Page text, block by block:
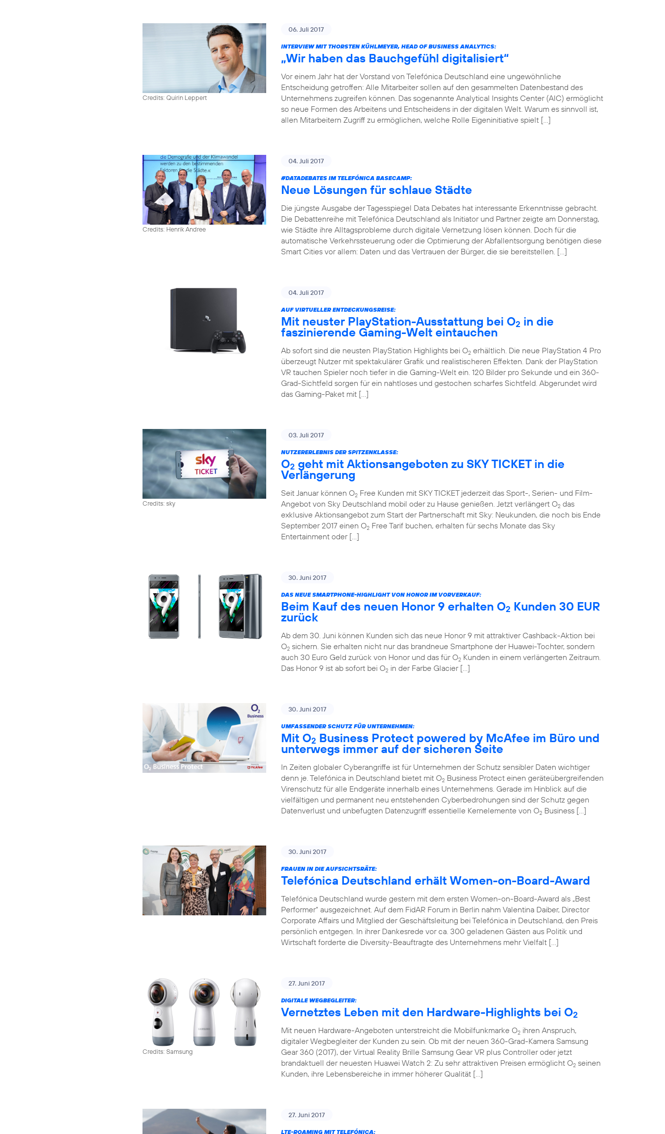
Credits: Quirin Leppert
06. Juli 2017
INTERVIEW MIT THORSTEN KÜHLMEYER, HEAD OF BUSINESS ANALYTICS:
„Wir haben das Bauchgefühl digitalisiert“
Vor einem Jahr hat der Vorstand von Telefónica Deutschland eine ungewöhnliche
Entscheidung getroffen: Alle Mitarbeiter sollen auf den gesammelten Datenbestand des
Unternehmens zugreifen können. Das sogenannte Analytical Insights Center (AIC) ermöglicht
so neue Formen des Arbeitens und Entscheidens in der digitalen Welt. Warum es sinnvoll ist,
allen Mitarbeitern Zugriff zu ermöglichen, welche Rolle Eigeninitiative spielt […]
Credits: Henrik Andree
04. Juli 2017
#DATADEBATES IM TELEFÓNICA BASECAMP:
Neue Lösungen für schlaue Städte
Die jüngste Ausgabe der Tagesspiegel Data Debates hat interessante Erkenntnisse gebracht.
Die Debattenreihe mit Telefónica Deutschland als Initiator und Partner zeigte am Donnerstag,
wie Städte ihre Alltagsprobleme durch digitale Vernetzung lösen können. Doch für die
automatische Verkehrssteuerung oder die Optimierung der Abfallentsorgung benötigen diese
Smart Cities vor allem: Daten und das Vertrauen der Bürger, die sie bereitstellen. […]
04. Juli 2017
AUF VIRTUELLER ENTDECKUNGSREISE:
Mit neuster PlayStation-Ausstattung bei O2 in die
faszinierende Gaming-Welt eintauchen
Ab sofort sind die neusten PlayStation Highlights bei O2 erhältlich. Die neue PlayStation 4 Pro
überzeugt Nutzer mit spektakulärer Grafik und realistischeren Effekten. Dank der PlayStation
VR tauchen Spieler noch tiefer in die Gaming-Welt ein. 120 Bilder pro Sekunde und ein 360-
Grad-Sichtfeld sorgen für ein nahtloses und gestochen scharfes Sichtfeld. Abgerundet wird
das Gaming-Paket mit […]
Credits: sky
03. Juli 2017
NUTZERERLEBNIS DER SPITZENKLASSE:
O2 geht mit Aktionsangeboten zu SKY TICKET in die
Verlängerung
Seit Januar können O2 Free Kunden mit SKY TICKET jederzeit das Sport-, Serien- und Film-
Angebot von Sky Deutschland mobil oder zu Hause genießen. Jetzt verlängert O2 das
exklusive Aktionsangebot zum Start der Partnerschaft mit Sky: Neukunden, die noch bis Ende
September 2017 einen O2 Free Tarif buchen, erhalten für sechs Monate das Sky
Entertainment oder […]
30. Juni 2017
DAS NEUE SMARTPHONE-HIGHLIGHT VON HONOR IM VORVERKAUF:
Beim Kauf des neuen Honor 9 erhalten O2 Kunden 30 EUR
zurück
Ab dem 30. Juni können Kunden sich das neue Honor 9 mit attraktiver Cashback-Aktion bei
O2 sichern. Sie erhalten nicht nur das brandneue Smartphone der Huawei-Tochter, sondern
auch 30 Euro Geld zurück von Honor und das für O2 Kunden in einem verlängerten Zeitraum.
Das Honor 9 ist ab sofort bei O2 in der Farbe Glacier […]
30. Juni 2017
UMFASSENDER SCHUTZ FÜR UNTERNEHMEN:
Mit O2 Business Protect powered by McAfee im Büro und
unterwegs immer auf der sicheren Seite
In Zeiten globaler Cyberangriffe ist für Unternehmen der Schutz sensibler Daten wichtiger
denn je. Telefónica in Deutschland bietet mit O2 Business Protect einen geräteübergreifenden
Virenschutz für alle Endgeräte innerhalb eines Unternehmens. Gerade im Hinblick auf die
vielfältigen und permanent neu entstehenden Cyberbedrohungen sind der Schutz gegen
Datenverlust und unbefugten Datenzugriff essentielle Kernelemente von O2 Business […]
30. Juni 2017
FRAUEN IN DIE AUFSICHTSRÄTE:
Telefónica Deutschland erhält Women-on-Board-Award
Telefónica Deutschland wurde gestern mit dem ersten Women-on-Board-Award als „Best
Performer“ ausgezeichnet. Auf dem FidAR Forum in Berlin nahm Valentina Daiber, Director
Corporate Affairs und Mitglied der Geschäftsleitung bei Telefónica in Deutschland, den Preis
persönlich entgegen. In ihrer Dankesrede vor ca. 300 geladenen Gästen aus Politik und
Wirtschaft forderte die Diversity-Beauftragte des Unternehmens mehr Vielfalt […]
Credits: Samsung
27. Juni 2017
DIGITALE WEGBEGLEITER:
Vernetztes Leben mit den Hardware-Highlights bei O2
Mit neuen Hardware-Angeboten unterstreicht die Mobilfunkmarke O2 ihren Anspruch,
digitaler Wegbegleiter der Kunden zu sein. Ob mit der neuen 360-Grad-Kamera Samsung
Gear 360 (2017), der Virtual Reality Brille Samsung Gear VR plus Controller oder jetzt
brandaktuell der neuesten Huawei Watch 2: Zu sehr attraktiven Preisen ermöglicht O2 seinen
Kunden, ihre Lebensbereiche in immer höherer Qualität […]
27. Juni 2017
LTE-ROAMING MIT TELEFÓNICA: